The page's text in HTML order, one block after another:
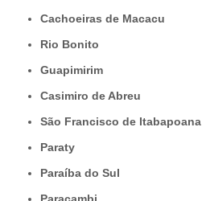
Cachoeiras de Macacu
Rio Bonito
Guapimirim
Casimiro de Abreu
São Francisco de Itabapoana
Paraty
Paraíba do Sul
Paracambi